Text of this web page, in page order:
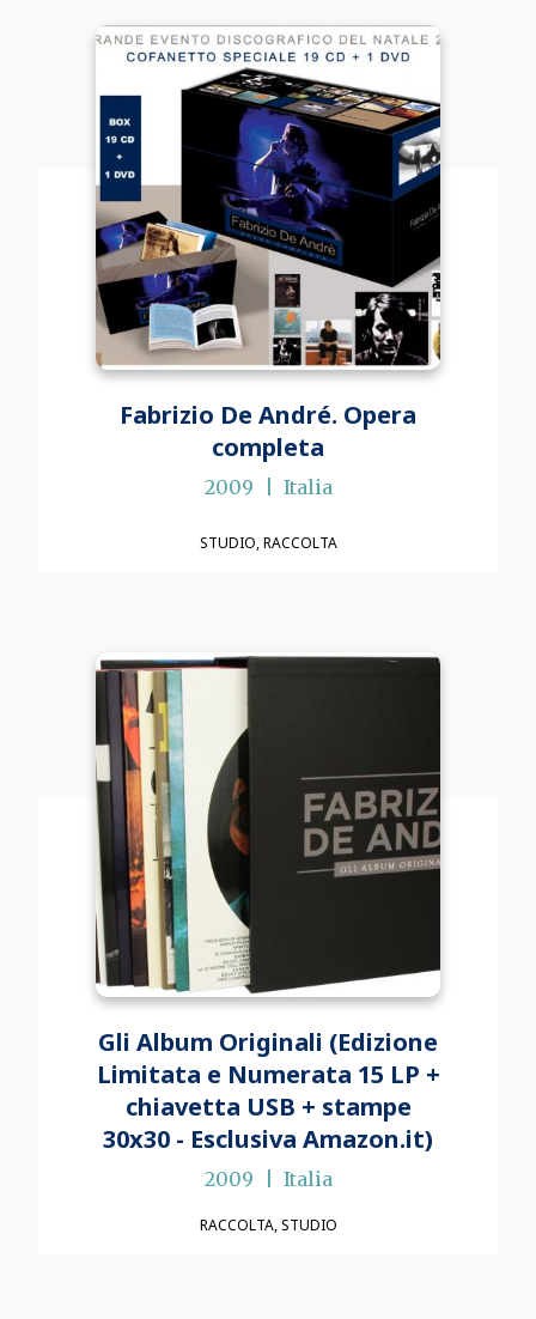
Fabrizio De André. Opera
completa
2009 Italia
STUDIO RACCOLTA
Gli Album Originali (Edizione
Limitata e Numerata 15 LP +
chiavetta USB + stampe
30x30 - Esclusiva Amazon.it)
2009 Italia
RACCOLTA STUDIO